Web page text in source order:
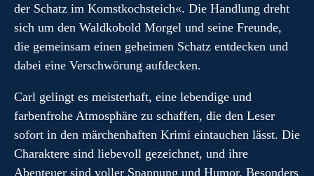
der Schatz im Komstkochsteich«. Die Handlung dreht
sich um den Waldkobold Morgel und seine Freunde,
die gemeinsam einen geheimen Schatz entdecken und
dabei eine Verschwörung aufdecken.
Carl gelingt es meisterhaft, eine lebendige und
farbenfrohe Atmosphäre zu schaffen, die den Leser
sofort in den märchenhaften Krimi eintauchen lässt. Die
Charaktere sind liebevoll gezeichnet, und ihre
Abenteuer sind voller Spannung und Humor. Besonders